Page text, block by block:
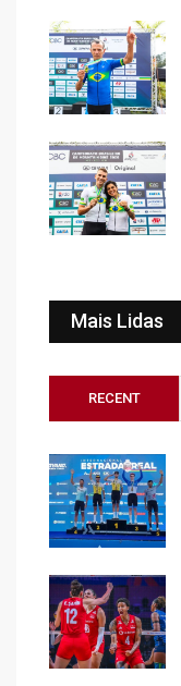
Mais Lidas
RECENT